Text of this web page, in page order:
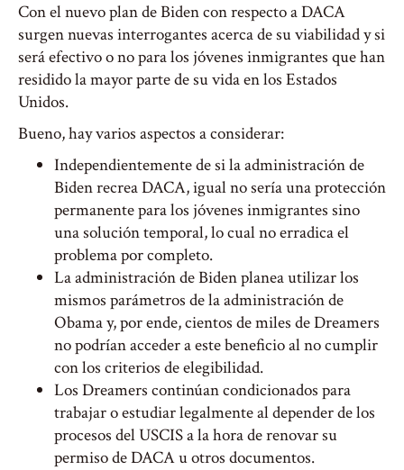
Con el nuevo plan de Biden con respecto a DACA
surgen nuevas interrogantes acerca de su viabilidad y si
será efectivo o no para los jóvenes inmigrantes que han
residido la mayor parte de su vida en los Estados
Unidos.
Bueno, hay varios aspectos a considerar:
Independientemente de si la administración de
Biden recrea DACA, igual no sería una protección
permanente para los jóvenes inmigrantes sino
una solución temporal, lo cual no erradica el
problema por completo.
La administración de Biden planea utilizar los
mismos parámetros de la administración de
Obama y, por ende, cientos de miles de Dreamers
no podrían acceder a este beneficio al no cumplir
con los criterios de elegibilidad.
Los Dreamers continúan condicionados para
trabajar o estudiar legalmente al depender de los
procesos del USCIS a la hora de renovar su
permiso de DACA u otros documentos.